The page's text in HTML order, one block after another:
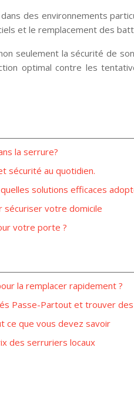
des environnements
et le remplacement des
seulement la sécurité de
optimal contre les
la serrure?
sécurité au quotidien.
solutions efficaces
sécuriser votre domicile
votre porte ?
la remplacer rapidement ?
Passe-Partout et trouver
ce que vous devez savoir
des serruriers locaux